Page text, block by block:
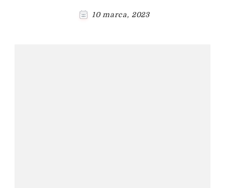
10 marca, 2023